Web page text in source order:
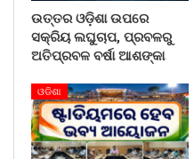
ଉତ୍ତର ଓଡ଼ିଶା ଉପରେ
ସକ୍ରିୟ ଲଘୁଚାପ, ପ୍ରବଳରୁ
ଅତିପ୍ରବଳ ବର୍ଷା ଆଶଙ୍କା
ଓଡିଶା